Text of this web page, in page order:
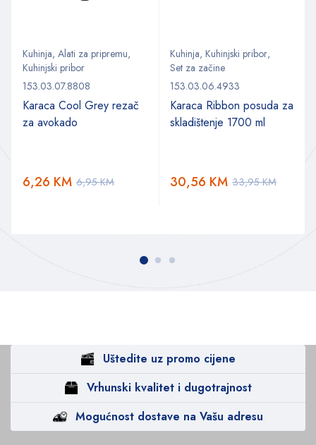
Kuhinja, Alati za pripremu,
Kuhinjski pribor
153.03.07.8808
Karaca Cool Grey rezač
za avokado
6,95KM
6,26 KM
Kuhinja, Kuhinjski pribor,
Set za začine
153.03.06.4933
Karaca Ribbon posuda za
skladištenje 1700 ml
33,95KM
30,56 KM
Uštedite uz promo cijene
Vrhunski kvalitet i dugotrajnost
Mogućnost dostave na Vašu adresu